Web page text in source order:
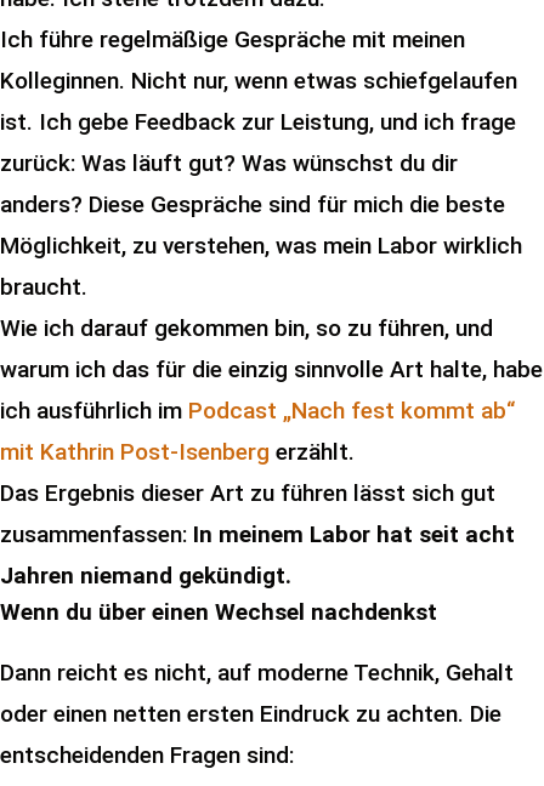
Ich führe regelmäßige Gespräche mit meinen
Kolleginnen. Nicht nur, wenn etwas schiefgelaufen
ist. Ich gebe Feedback zur Leistung, und ich frage
zurück: Was läuft gut? Was wünschst du dir
anders? Diese Gespräche sind für mich die beste
Möglichkeit, zu verstehen, was mein Labor wirklich
braucht.
Wie ich darauf gekommen bin, so zu führen, und
warum ich das für die einzig sinnvolle Art halte, habe
ich ausführlich im Podcast „Nach fest kommt ab“
mit Kathrin Post-Isenberg erzählt.
Das Ergebnis dieser Art zu führen lässt sich gut
zusammenfassen: In meinem Labor hat seit acht
Jahren niemand gekündigt.
Wenn du über einen Wechsel nachdenkst
Dann reicht es nicht, auf moderne Technik, Gehalt
oder einen netten ersten Eindruck zu achten. Die
entscheidenden Fragen sind: